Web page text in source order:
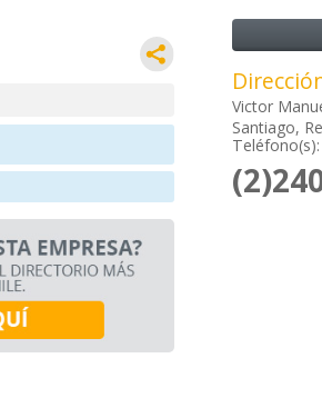
Victor
Santiago,
Teléfono(s):